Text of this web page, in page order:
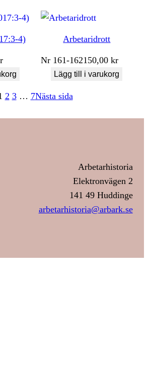
4) Arbetaridrott
Nr 161-162150,00kr
Lägg till i varukorg
2 3 … 7Nästa sida
Arbetarhistoria
Elektronvägen 2
141 49 Huddinge
arbetarhistoria@arbark.se